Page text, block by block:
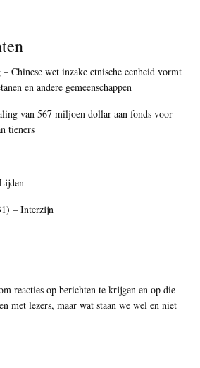
Chinese wet inzake etnische eenheid vormt
en andere gemeenschappen
van 567 miljoen dollar aan fonds voor
tieners
– Interzijn
reacties op berichten te krijgen en op die
met lezers, maarwat staan we wel en niet